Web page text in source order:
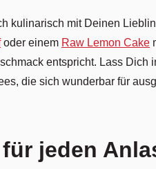
kulinarisch mit Deinen
oder einem Raw Lemon Cake
entspricht. Lass
die sich wunderbar für
jeden